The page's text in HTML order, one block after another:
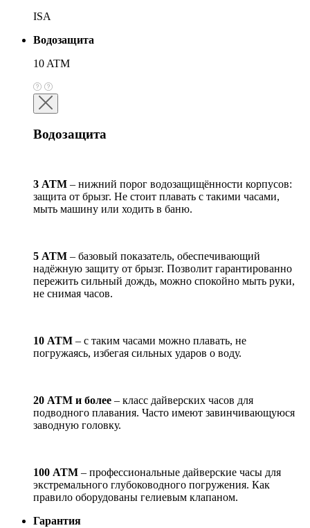
ISA
Водозащита
10 ATM
Водозащита
3 АТМ – нижний порог водозащищённости корпусов:
защита от брызг. Не стоит плавать с такими часами,
мыть машину или ходить в баню.
5 АТМ – базовый показатель, обеспечивающий
надёжную защиту от брызг. Позволит гарантированно
пережить сильный дождь, можно спокойно мыть руки,
не снимая часов.
10 АТМ – с таким часами можно плавать, не
погружаясь, избегая сильных ударов о воду.
20 АТМ и более – класс дайверских часов для
подводного плавания. Часто имеют завинчивающуюся
заводную головку.
100 АТМ – профессиональные дайверские часы для
экстремального глубоководного погружения. Как
правило оборудованы гелиевым клапаном.
Гарантия